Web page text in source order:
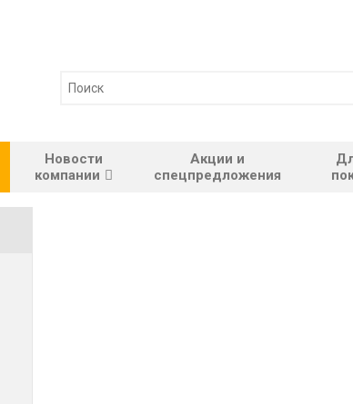
Новости
компании
Акции и
спецпредложения